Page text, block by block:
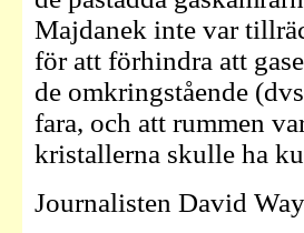
Majdanek inte var
för att förhindra att
de omkringstående
fara, och att rummen
kristallerna skulle ha
Journalisten David